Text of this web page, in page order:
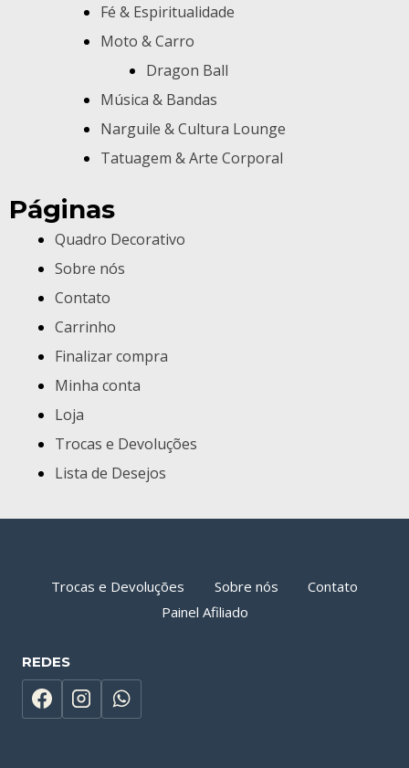
Fé & Espiritualidade
Moto & Carro
Dragon Ball
Música & Bandas
Narguile & Cultura Lounge
Tatuagem & Arte Corporal
Páginas
Quadro Decorativo
Sobre nós
Contato
Carrinho
Finalizar compra
Minha conta
Loja
Trocas e Devoluções
Lista de Desejos
Trocas e Devoluções Sobre nós
Contato
Painel Afiliado
REDES